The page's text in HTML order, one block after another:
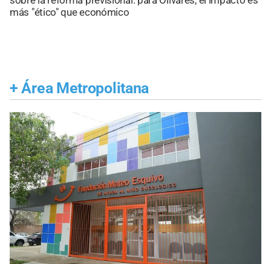
más "ético" que económico
+ Área Metropolitana